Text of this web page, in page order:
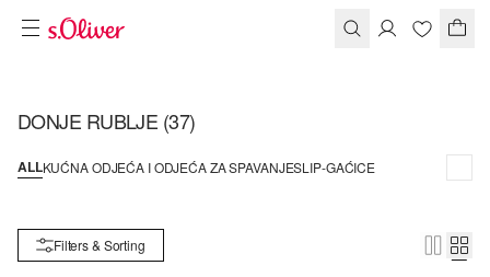
DONJE RUBLJE (37)
ALLKUĆNA ODJEĆA I ODJEĆA ZA SPAVANJESLIP-GAĆICE
Filters & Sorting